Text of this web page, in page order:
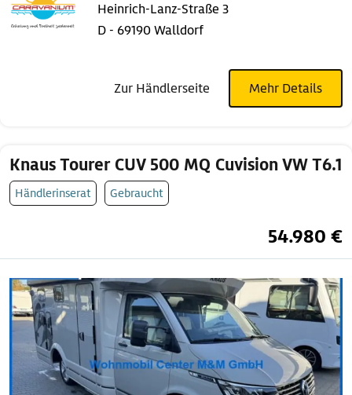
Heinrich-Lanz-Straße 3
D - 69190 Walldorf
Zur Händlerseite Mehr Details
Knaus Tourer CUV 500 MQ Cuvision VW T6.1
Händlerinserat Gebraucht
54.980 €